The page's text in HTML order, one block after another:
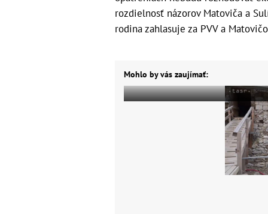
rozdielnosť názorov Matoviča a
rodina zahlasuje za PVV a
Mohlo by vás zaujímať: